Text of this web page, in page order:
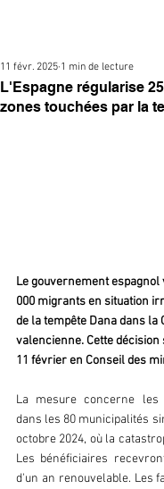
L'Espagne régularise
zones touchées par la
11 févr. 2025 1 min de lecture
Le gouvernement
000 migrants en situation
de la tempête Dana dans la
valencienne. Cette
11 février en Conseil des
La mesure concerne les
dans les 80 municipalités
octobre 2024, où la
Les bénéficiaires
d'un an renouvelable. Les